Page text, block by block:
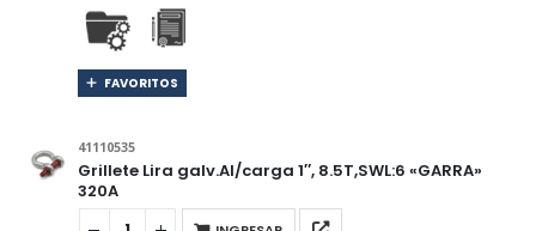
FAVORITOS
41110535
Grillete Lira galv.Al/carga 1″, 8.5T,SWL:6 «GARRA»
320A